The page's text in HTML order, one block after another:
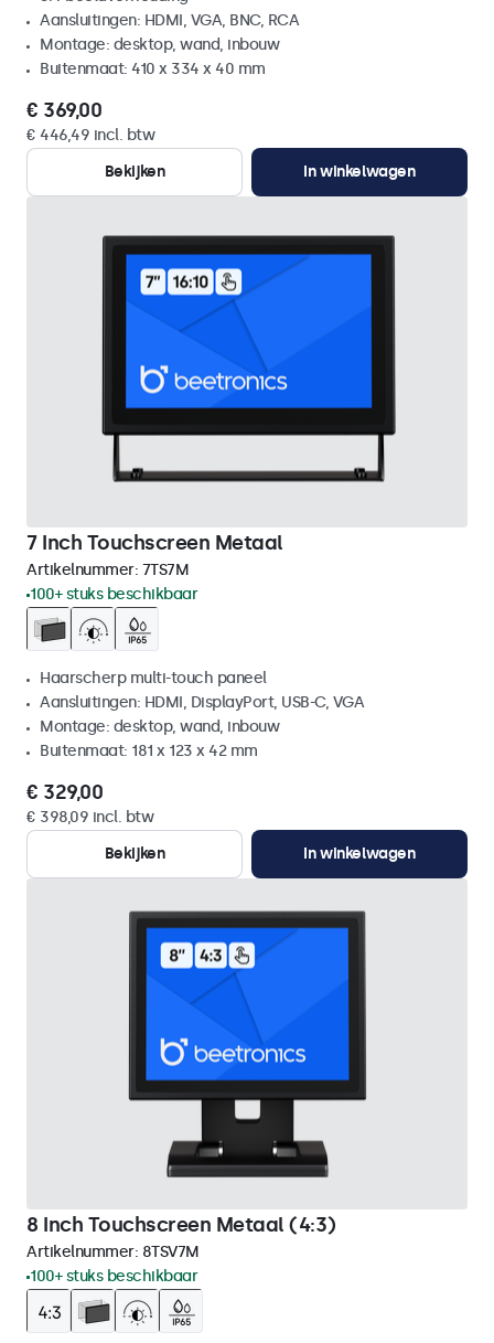
Aansluitingen: HDMI, VGA, BNC, RCA
Montage: desktop, wand, inbouw
Buitenmaat: 410 x 334 x 40 mm
€ 369,00
€ 446,49 incl. btw
Bekijken
In winkelwagen
7 Inch Touchscreen Metaal
Artikelnummer: 7TS7M
100+ stuks beschikbaar
Haarscherp multi-touch paneel
Aansluitingen: HDMI, DisplayPort, USB-C, VGA
Montage: desktop, wand, inbouw
Buitenmaat: 181 x 123 x 42 mm
€ 329,00
€ 398,09 incl. btw
Bekijken
In winkelwagen
8 Inch Touchscreen Metaal (4:3)
Artikelnummer: 8TSV7M
100+ stuks beschikbaar